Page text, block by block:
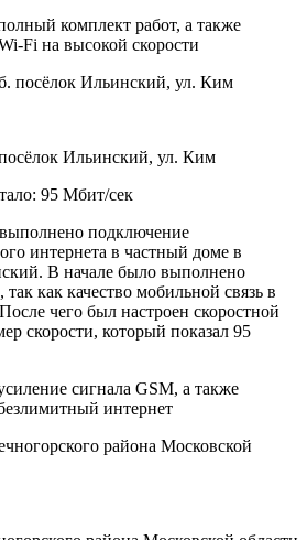
комплект работ, а также
Fi на высокой скорости
Ильинский, ул. Ким
95 Мбит/сек
подключение
интернета в частный доме в
В начале было выполнено
как качество мобильной связь в
чего был настроен скоростной
скорости, который показал 95
сигнала GSM, а также
интернет